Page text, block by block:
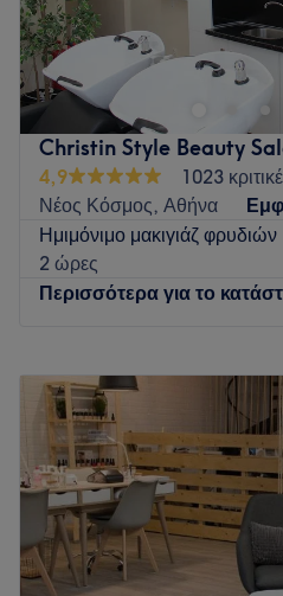
Το κατάστημα Flora Apostolidou
από το μετρό του Αγίου Ιωάννη
γκάμα υπηρεσιών ομορφιάς!
Go to
Christin Style Beauty
4,9
1023
Νέος Κόσμος, Αθήνα
Ημιμόνιμο μακιγιάζ φρυδιών
2 ώρες
Περισσότερα για το
Τρίτη
Τετάρτη
Πέμπτη
Παρασκευή
Σάββατο
Κυριακή
Το Christin Style Beauty Salon